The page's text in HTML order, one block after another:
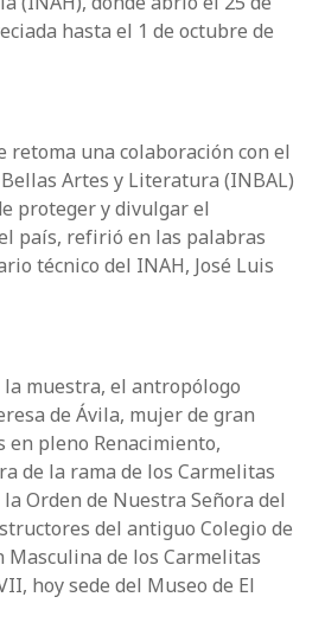
hasta el 1 de octubre de
retoma una colaboración con el
Artes y Literatura (INBAL)
proteger y divulgar el
país, refirió en las palabras
técnico del INAH, José Luis
muestra, el antropólogo
de Ávila, mujer de gran
pleno Renacimiento,
de la rama de los Carmelitas
Orden de Nuestra Señora del
del antiguo Colegio de
Masculina de los Carmelitas
hoy sede del Museo de El